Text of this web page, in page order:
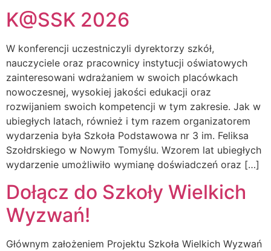
K@SSK 2026
W konferencji uczestniczyli dyrektorzy szkół,
nauczyciele oraz pracownicy instytucji oświatowych
zainteresowani wdrażaniem w swoich placówkach
nowoczesnej, wysokiej jakości edukacji oraz
rozwijaniem swoich kompetencji w tym zakresie. Jak w
ubiegłych latach, również i tym razem organizatorem
wydarzenia była Szkoła Podstawowa nr 3 im. Feliksa
Szołdrskiego w Nowym Tomyślu. Wzorem lat ubiegłych
wydarzenie umożliwiło wymianę doświadczeń oraz […]
Dołącz do Szkoły Wielkich
Wyzwań!
Głównym założeniem Projektu Szkoła Wielkich Wyzwań